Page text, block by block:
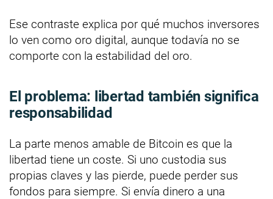
Ese contraste explica por qué muchos inversores
lo ven como oro digital, aunque todavía no se
comporte con la estabilidad del oro.
El problema: libertad también significa
responsabilidad
La parte menos amable de Bitcoin es que la
libertad tiene un coste. Si uno custodia sus
propias claves y las pierde, puede perder sus
fondos para siempre. Si envía dinero a una